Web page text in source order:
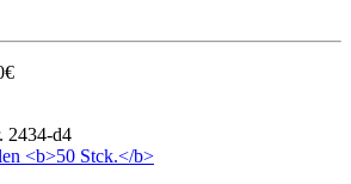
2434-d4